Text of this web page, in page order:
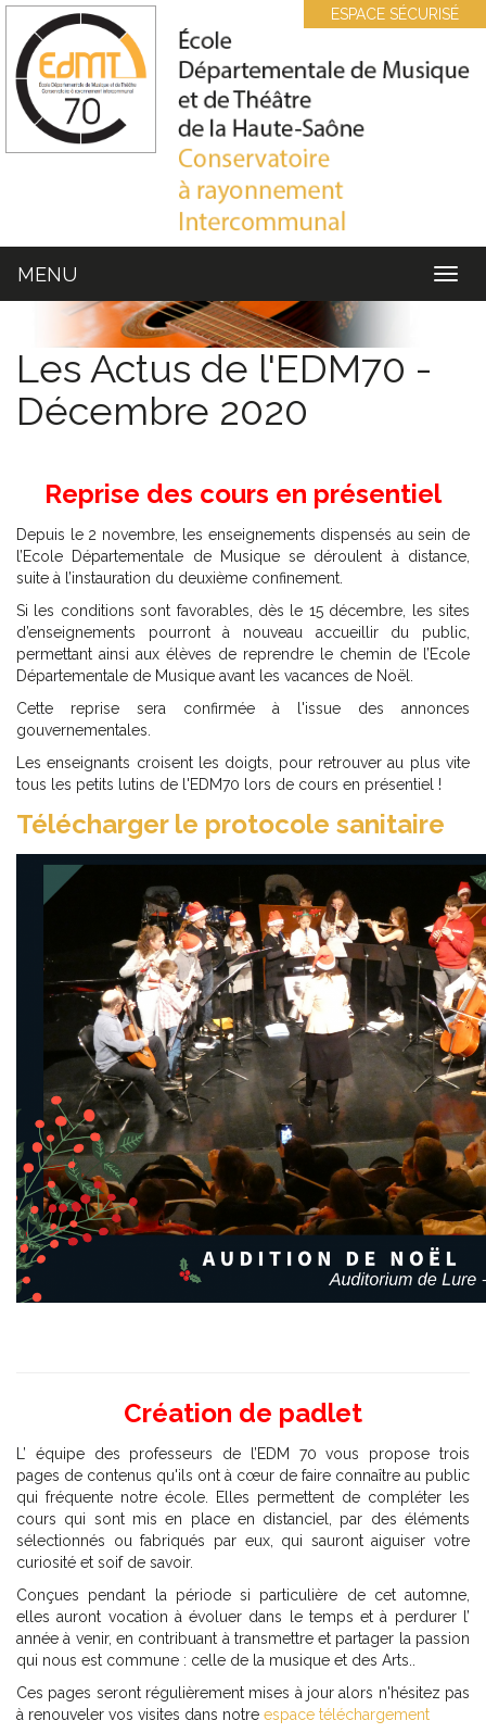
ESPACE SÉCURISÉ
MENU
Les Actus de l'EDM70 -
Décembre 2020
Reprise des cours en présentiel
Depuis le 2 novembre, les enseignements dispensés au sein de
l’Ecole Départementale de Musique se déroulent à distance,
suite à l’instauration du deuxième confinement.
Si les conditions sont favorables, dès le 15 décembre, les sites
d’enseignements pourront à nouveau accueillir du public,
permettant ainsi aux élèves de reprendre le chemin de l’Ecole
Départementale de Musique avant les vacances de Noël.
Cette reprise sera confirmée à l'issue des annonces
gouvernementales.
Les enseignants croisent les doigts, pour retrouver au plus vite
tous les petits lutins de l'EDM70 lors de cours en présentiel !
Télécharger le protocole sanitaire
Création de padlet
L’ équipe des professeurs de l’EDM 70 vous propose trois
pages de contenus qu'ils ont à cœur de faire connaître au public
qui fréquente notre école. Elles permettent de compléter les
cours qui sont mis en place en distanciel, par des éléments
sélectionnés ou fabriqués par eux, qui sauront aiguiser votre
curiosité et soif de savoir.
Conçues pendant la période si particulière de cet automne,
elles auront vocation à évoluer dans le temps et à perdurer l’
année à venir, en contribuant à transmettre et partager la passion
qui nous est commune : celle de la musique et des Arts..
Ces pages seront régulièrement mises à jour alors n'hésitez pas
à renouveler vos visites dans notre espace téléchargement
Cookies management panel